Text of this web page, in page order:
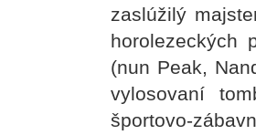
zaslúžilý
horolezeckých
(nun Peak,
vylosovaní
športovo-